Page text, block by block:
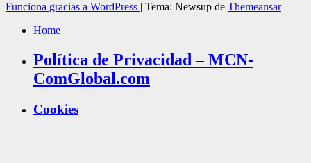
Funciona gracias a WordPress Tema: Newsup de Themeansar
Home
Política de Privacidad – MCN-
ComGlobal.com
Cookies